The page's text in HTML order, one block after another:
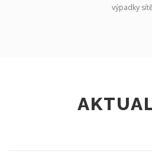
výpadky